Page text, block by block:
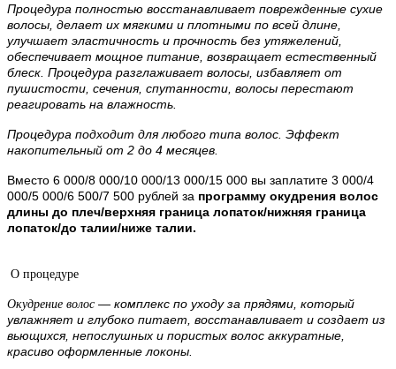
Процедура полностью восстанавливает поврежденные сухие
волосы, делает их мягкими и плотными по всей длине,
улучшает эластичность и прочность без утяжелений,
обеспечивает мощное питание, возвращает естественный
блеск. Процедура разглаживает волосы, избавляет от
пушистости, сечения, спутанности, волосы перестают
реагировать на влажность.
Процедура подходит для любого типа волос. Эффект
накопительный от 2 до 4 месяцев.
Вместо 6 000/8 000/10 000/13 000/15 000 вы заплатите 3 000/4
000/5 000/6 500/7 500 рублей за программу окудрения волос
длины до плеч/верхняя граница лопаток/нижняя граница
лопаток/до талии/ниже талии.
О процедуре
Окудрение волос — комплекс по уходу за прядями, который
увлажняет и глубоко питает, восстанавливает и создает из
вьющихся, непослушных и пористых волос аккуратные,
красиво оформленные локоны.